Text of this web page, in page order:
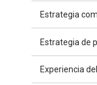
Estrategia
Estrategia de
Experiencia